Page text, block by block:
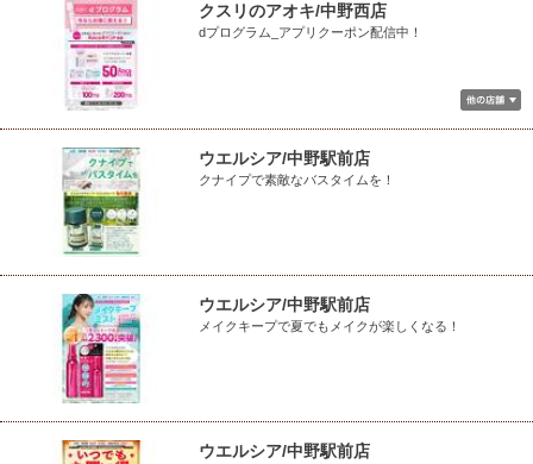
クスリのアオキ/中野西店
dプログラム_アプリクーポン配信中！
ウエルシア/中野駅前店
クナイプで素敵なバスタイムを！
ウエルシア/中野駅前店
メイクキープで夏でもメイクが楽しくなる！
ウエルシア/中野駅前店